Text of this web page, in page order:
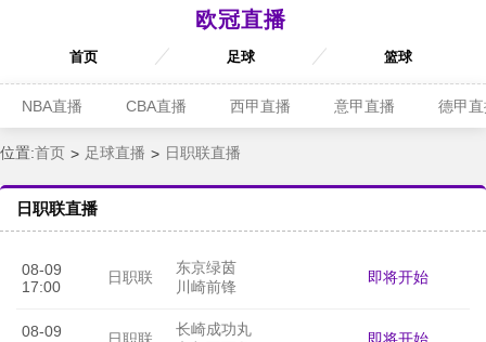
欧冠直播
首页 足球 篮球
NBA直播 CBA直播 西甲直播 意甲直播 德甲
位置:首页 足球直播 日职联直播
日职联直播
08-09
17:00
日职联
东京绿茵
川崎前锋
即将开始
08-09
长崎成功丸
即将开始